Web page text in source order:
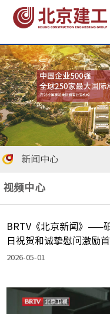
新闻中心
视频中心
BRTV《北京新闻》——
日祝贺和诚挚慰问激励
2026-05-01